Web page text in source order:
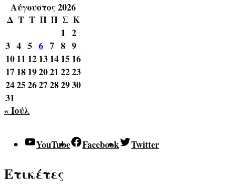
Αύγουστος 2026
Δ Τ Τ Π Π Σ Κ
1 2
3 4 5 6 7 8 9
1011 1213141516
17181920212223
24252627282930
31
« Ιούλ
YouTube Facebook Twitter
Ετικέτες